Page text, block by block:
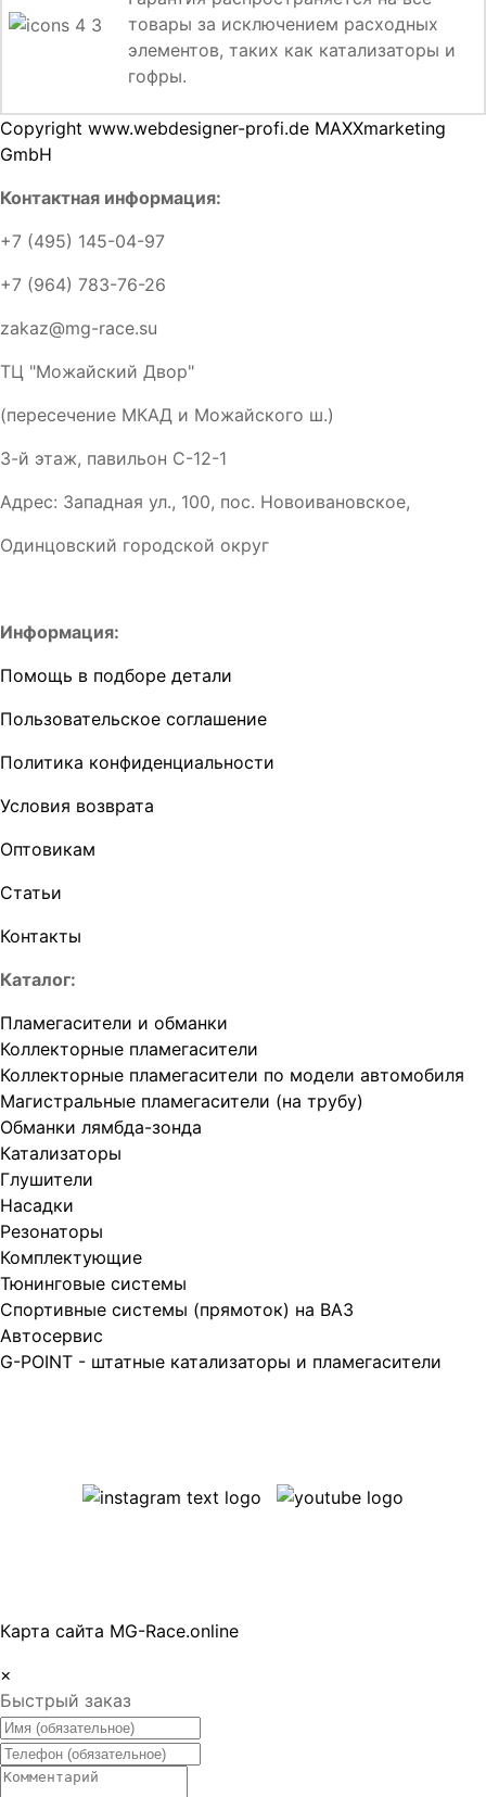
товары за исключением расходных
элементов, таких как катализаторы и
гофры.
Copyright www.webdesigner-profi.de MAXXmarketing
GmbH
Контактная информация:
+7 (495) 145-04-97
+7 (964) 783-76-26
zakaz@mg-race.su
ТЦ "Можайский Двор"
(пересечение МКАД и Можайского ш.)
3-й этаж, павильон С-12-1
Адрес: Западная ул., 100, пос. Новоивановское,
Одинцовский городской округ
Информация:
Помощь в подборе детали
Пользовательское соглашение
Политика конфиденциальности
Условия возврата
Оптовикам
Статьи
Контакты
Каталог:
Пламегасители и обманки
Коллекторные пламегасители
Коллекторные пламегасители по модели автомобиля
Магистральные пламегасители (на трубу)
Обманки лямбда-зонда
Катализаторы
Глушители
Насадки
Резонаторы
Комплектующие
Тюнинговые системы
Спортивные системы (прямоток) на ВАЗ
Автосервис
G-POINT - штатные катализаторы и пламегасители
Карта сайта MG-Race.online
×
Быстрый заказ